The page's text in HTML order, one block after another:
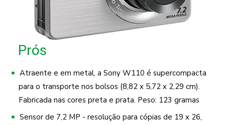
Prós
Atraente e em metal, a Sony W110 é supercompacta
para o transporte nos bolsos (8,82 x 5,72 x 2,29 cm).
Fabricada nas cores preta e prata. Peso: 123 gramas
Sensor de 7,2 MP - resolução para cópias de 19 x 26,